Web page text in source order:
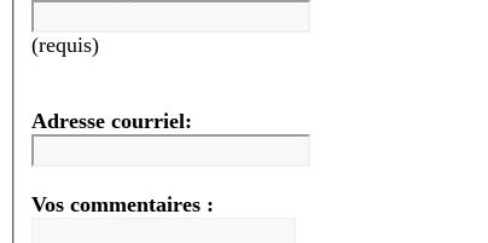
(requis)
Adresse courriel:
Vos commentaires :